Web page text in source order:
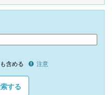
含める 注意
する